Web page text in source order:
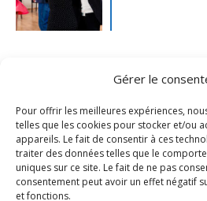
Gérer le
Pour offrir les meilleures expériences,
telles que les cookies pour stocker et/ou
appareils. Le fait de consentir à ces
traiter des données telles que le
uniques sur ce site. Le fait de ne pas
consentement peut avoir un effet négatif
et fonctions.